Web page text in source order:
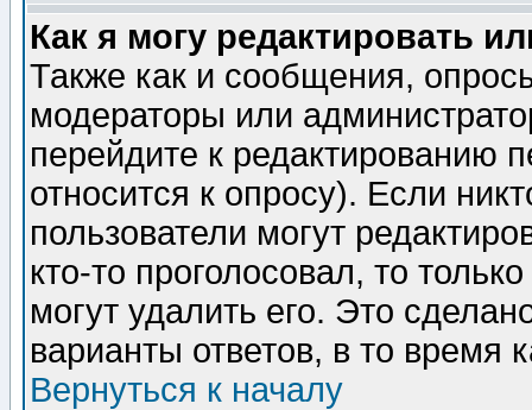
Как я могу редактировать
Также как и сообщения,
модераторы или
перейдите к редактированию
относится к опросу). Если
пользователи могут
кто-то проголосовал, то
могут удалить его. Это
варианты ответов, в то время
Вернуться к началу